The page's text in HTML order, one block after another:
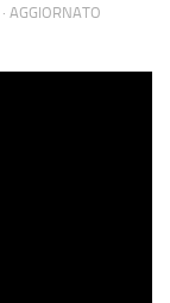
· AGGIORNATO